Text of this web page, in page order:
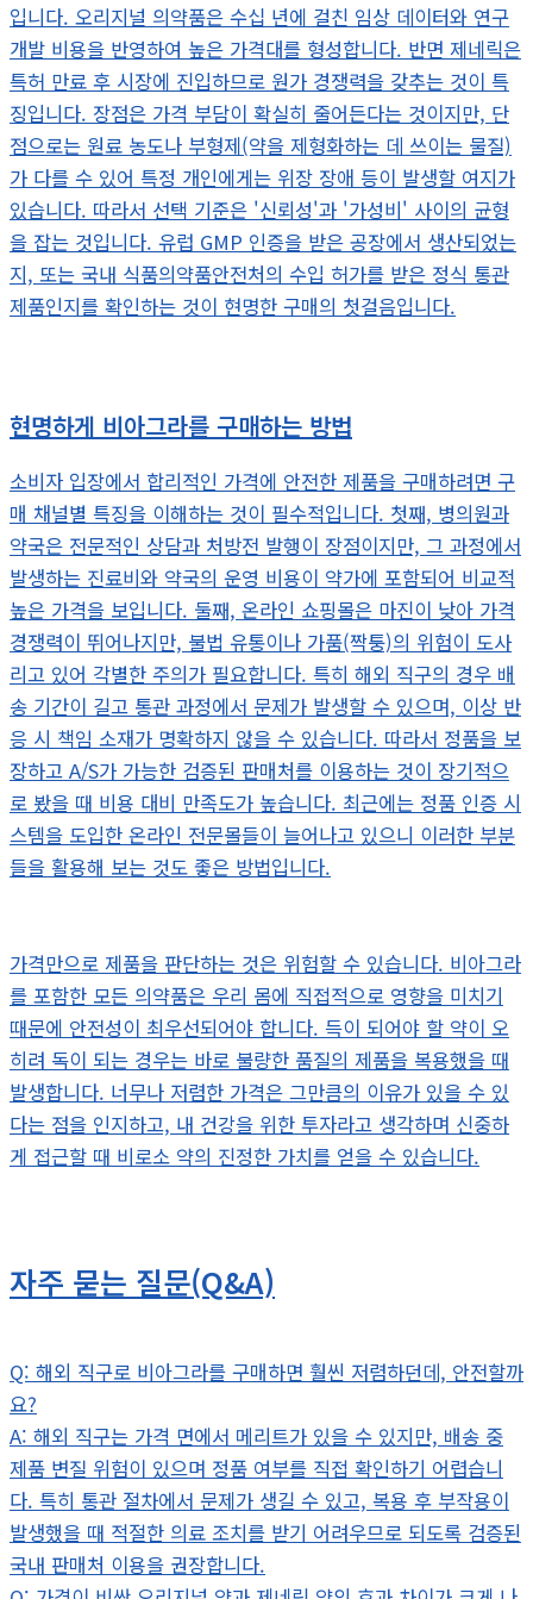
입니다. 오리지널 의약품은 수십 년에 걸친 임상 데이터와 연구
개발 비용을 반영하여 높은 가격대를 형성합니다. 반면 제네릭은
특허 만료 후 시장에 진입하므로 원가 경쟁력을 갖추는 것이 특
징입니다. 장점은 가격 부담이 확실히 줄어든다는 것이지만, 단
점으로는 원료 농도나 부형제(약을 제형화하는 데 쓰이는 물질)
가 다를 수 있어 특정 개인에게는 위장 장애 등이 발생할 여지가
있습니다. 따라서 선택 기준은 '신뢰성'과 '가성비' 사이의 균형
을 잡는 것입니다. 유럽 GMP 인증을 받은 공장에서 생산되었는
지, 또는 국내 식품의약품안전처의 수입 허가를 받은 정식 통관
제품인지를 확인하는 것이 현명한 구매의 첫걸음입니다.
현명하게 비아그라를 구매하는 방법
소비자 입장에서 합리적인 가격에 안전한 제품을 구매하려면 구
매 채널별 특징을 이해하는 것이 필수적입니다. 첫째, 병의원과
약국은 전문적인 상담과 처방전 발행이 장점이지만, 그 과정에서
발생하는 진료비와 약국의 운영 비용이 약가에 포함되어 비교적
높은 가격을 보입니다. 둘째, 온라인 쇼핑몰은 마진이 낮아 가격
경쟁력이 뛰어나지만, 불법 유통이나 가품(짝퉁)의 위험이 도사
리고 있어 각별한 주의가 필요합니다. 특히 해외 직구의 경우 배
송 기간이 길고 통관 과정에서 문제가 발생할 수 있으며, 이상 반
응 시 책임 소재가 명확하지 않을 수 있습니다. 따라서 정품을 보
장하고 A/S가 가능한 검증된 판매처를 이용하는 것이 장기적으
로 봤을 때 비용 대비 만족도가 높습니다. 최근에는 정품 인증 시
스템을 도입한 온라인 전문몰들이 늘어나고 있으니 이러한 부분
들을 활용해 보는 것도 좋은 방법입니다.
가격만으로 제품을 판단하는 것은 위험할 수 있습니다. 비아그라
를 포함한 모든 의약품은 우리 몸에 직접적으로 영향을 미치기
때문에 안전성이 최우선되어야 합니다. 득이 되어야 할 약이 오
히려 독이 되는 경우는 바로 불량한 품질의 제품을 복용했을 때
발생합니다. 너무나 저렴한 가격은 그만큼의 이유가 있을 수 있
다는 점을 인지하고, 내 건강을 위한 투자라고 생각하며 신중하
게 접근할 때 비로소 약의 진정한 가치를 얻을 수 있습니다.
자주 묻는 질문(Q&A)
Q: 해외 직구로 비아그라를 구매하면 훨씬 저렴하던데, 안전할까
요?
A: 해외 직구는 가격 면에서 메리트가 있을 수 있지만, 배송 중
제품 변질 위험이 있으며 정품 여부를 직접 확인하기 어렵습니
다. 특히 통관 절차에서 문제가 생길 수 있고, 복용 후 부작용이
발생했을 때 적절한 의료 조치를 받기 어려우므로 되도록 검증된
국내 판매처 이용을 권장합니다.